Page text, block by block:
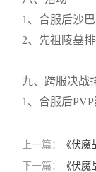
1、合服后沙
2、先祖陵墓
九、跨服决战
1、合服后
上一篇：
《伏
下一篇：
《伏